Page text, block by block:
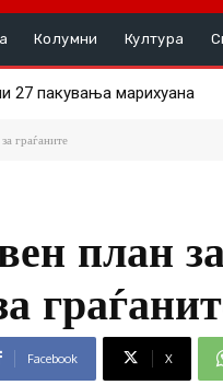
Колумни Култура
27 пакувања марихуана
ПО СКАЛИ, момчето се
граѓаните
план
Facebook X